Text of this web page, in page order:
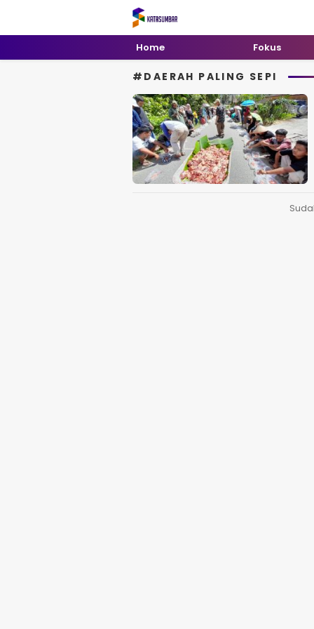
Kata Sumbar
Berita Sumbar Hari Ini
Home Fokus
#DAERAH PALING SEPI